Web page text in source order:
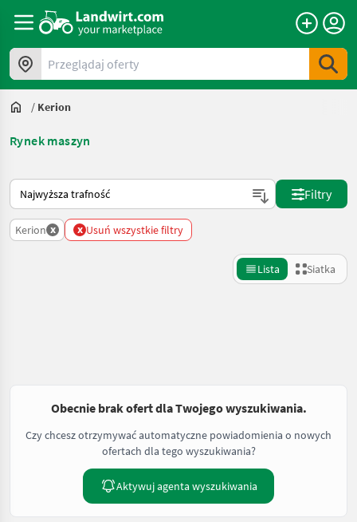
Przeglądaj oferty
/ Kerion
Rynek maszyn
Tak sortuje się na Landwirt.com
Filtry
Kerion x x Usuń wszystkie filtry
Lista Siatka
Obecnie brak ofert dla Twojego wyszukiwania.
Czy chcesz otrzymywać automatyczne powiadomienia o nowych
ofertach dla tego wyszukiwania?
Aktywuj agenta wyszukiwania